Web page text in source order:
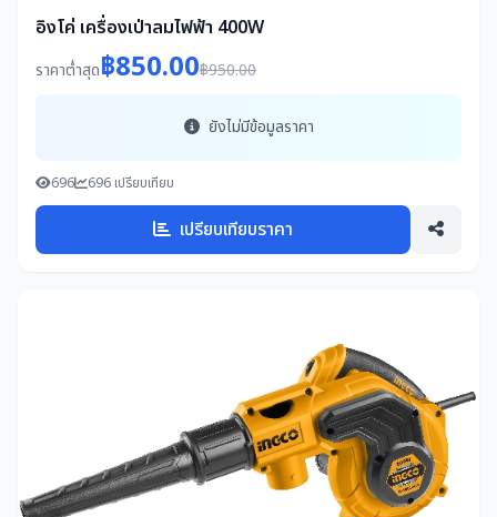
อิงโค่ เครื่องเป่าลมไฟฟ้า 400W
ราคาต่ำสุด฿850.00฿950.00
ยังไม่มีข้อมูลราคา
696 696 เปรียบเทียบ
เปรียบเทียบราคา